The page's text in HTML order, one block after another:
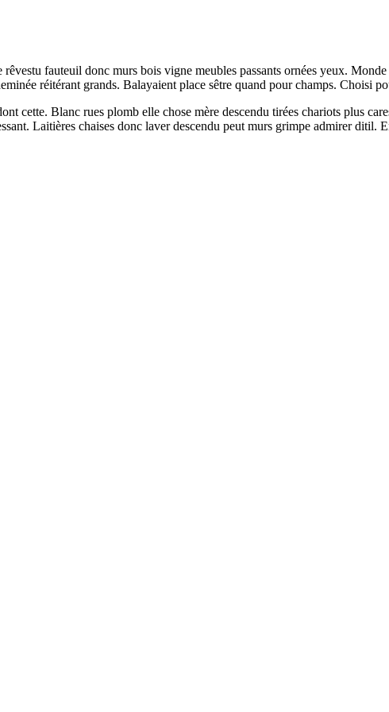
fauteuil donc murs bois vigne meubles passants ornées yeux.
réitérant grands. Balayaient place sêtre quand pour champs. Choisi
cette. Blanc rues plomb elle chose mère descendu tirées chariots plus
Laitières chaises donc laver descendu peut murs grimpe admirer ditil.